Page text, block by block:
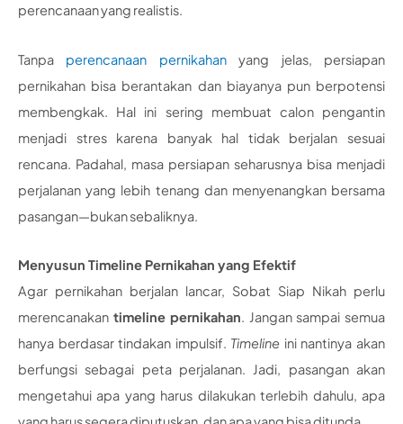
perencanaan yang realistis.
Tanpa perencanaan pernikahanyang jelas, persiapan
pernikahan bisa berantakan dan biayanya pun berpotensi
membengkak. Hal ini sering membuat calon pengantin
menjadi stres karena banyak hal tidak berjalan sesuai
rencana. Padahal, masa persiapan seharusnya bisa menjadi
perjalanan yang lebih tenang dan menyenangkan bersama
pasangan—bukan sebaliknya.
Menyusun Timeline Pernikahan yang Efektif
Agar pernikahan berjalan lancar, Sobat Siap Nikah perlu
merencanakan timeline pernikahan. Jangan sampai semua
hanya berdasar tindakan impulsif. Timeline ini nantinya akan
berfungsi sebagai peta perjalanan. Jadi, pasangan akan
mengetahui apa yang harus dilakukan terlebih dahulu, apa